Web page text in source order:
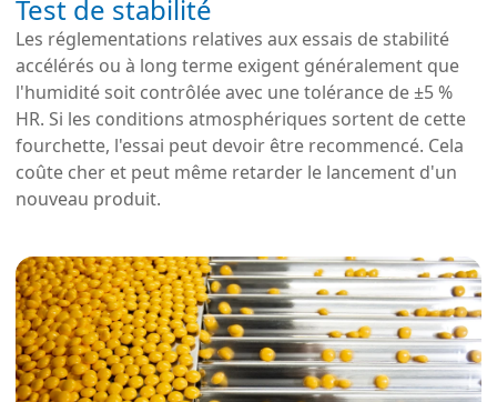
Test de stabilité
Les réglementations relatives aux essais de stabilité
accélérés ou à long terme exigent généralement que
l'humidité soit contrôlée avec une tolérance de ±5 %
HR. Si les conditions atmosphériques sortent de cette
fourchette, l'essai peut devoir être recommencé. Cela
coûte cher et peut même retarder le lancement d'un
nouveau produit.